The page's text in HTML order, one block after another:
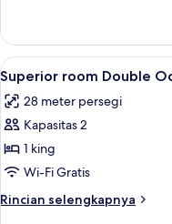
Executive
Room
Double
Occupancy
Lihat
semua
foto
untuk
Superior
room
Double
Occupancy
8
Superior room Double
28 meter persegi
Kapasitas 2
1 king
Wi-Fi Gratis
Rincian selengkapnya
Rincian